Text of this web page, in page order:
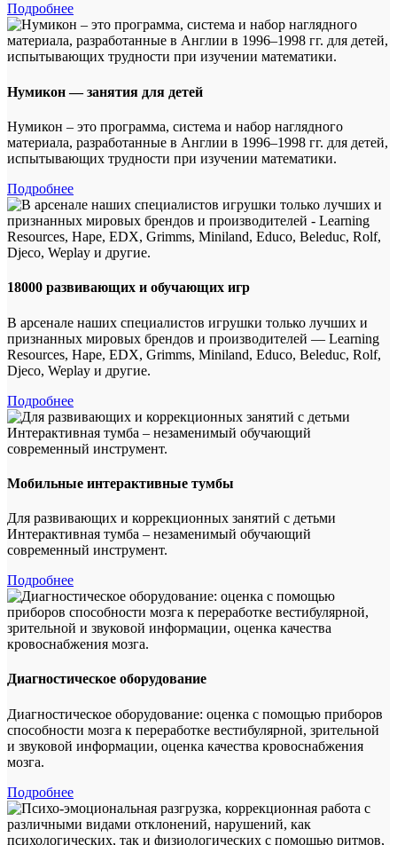
Подробнее
Нумикон — занятия для детей
Нумикон – это программа, система и набор наглядного
материала, разработанные в Англии в 1996–1998 гг. для детей,
испытывающих трудности при изучении математики.
Подробнее
18000 развивающих и обучающих игр
В арсенале наших специалистов игрушки только лучших и
признанных мировых брендов и производителей — Learning
Resources, Hape, EDX, Grimms, Miniland, Educo, Beleduc, Rolf,
Djeco, Weplay и другие.
Подробнее
Мобильные интерактивные тумбы
Для развивающих и коррекционных занятий с детьми
Интерактивная тумба – незаменимый обучающий
современный инструмент.
Подробнее
Диагностическое оборудование
Диагностическое оборудование: оценка с помощью приборов
способности мозга к переработке вестибулярной, зрительной
и звуковой информации, оценка качества кровоснабжения
мозга.
Подробнее